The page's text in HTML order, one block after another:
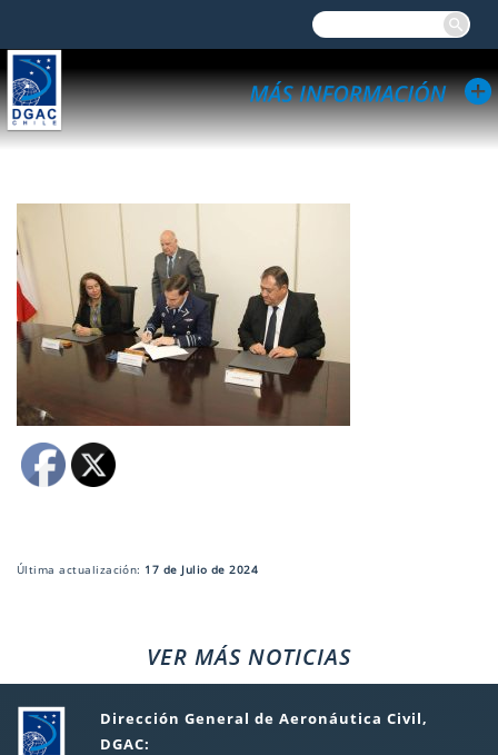
Última actualización: 17 de Julio de 2024
VER MÁS NOTICIAS
Dirección General de Aeronáutica Civil,
DGAC: